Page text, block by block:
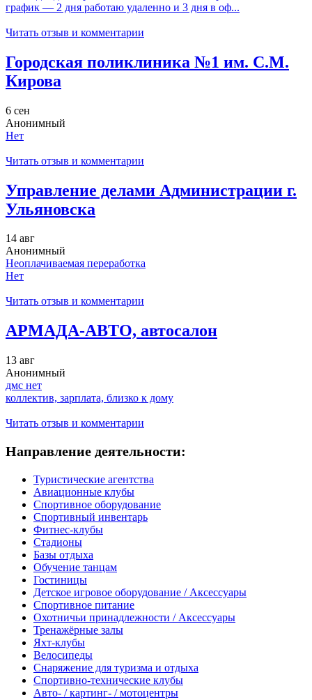
график — 2 дня работаю удаленно и 3 дня в оф...
Читать отзыв и комментарии
Городская поликлиника №1 им. С.М.
Кирова
6 сен
Анонимный
Нет
Читать отзыв и комментарии
Управление делами Администрации г.
Ульяновска
14 авг
Анонимный
Неоплачиваемая переработка
Нет
Читать отзыв и комментарии
АРМАДА-АВТО, автосалон
13 авг
Анонимный
дмс нет
коллектив, зарплата, близко к дому
Читать отзыв и комментарии
Направление деятельности:
Туристические агентства
Авиационные клубы
Спортивное оборудование
Спортивный инвентарь
Фитнес-клубы
Стадионы
Базы отдыха
Обучение танцам
Гостиницы
Детское игровое оборудование / Аксессуары
Спортивное питание
Охотничьи принадлежности / Аксессуары
Тренажёрные залы
Яхт-клубы
Велосипеды
Снаряжение для туризма и отдыха
Спортивно-технические клубы
Авто- / картинг- / мотоцентры